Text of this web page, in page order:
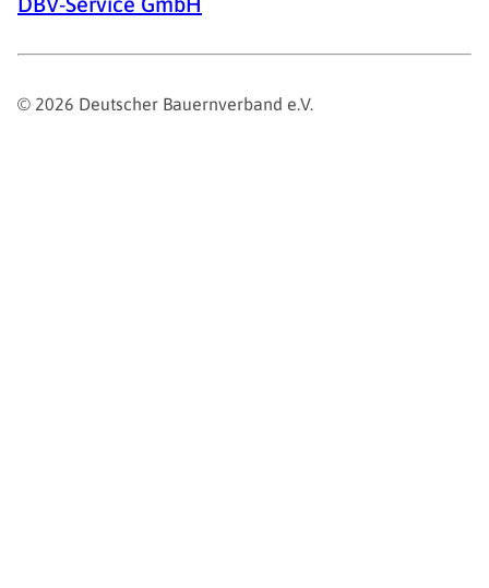
© 2026 Deutscher Bauernverband e.V.